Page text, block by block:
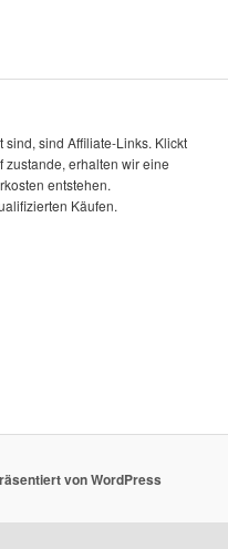
sind, sind Affiliate-Links. Klickt
zustande, erhalten wir eine
entstehen.
Käufen.
von WordPress